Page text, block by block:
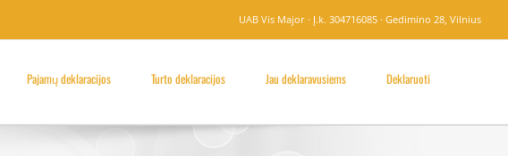
UAB Vis Major · Į.k. 304716085 · Gedimino 28, Vilnius
Pajamų deklaracijos Turto deklaracijos Jau deklaravusiems Deklaruoti